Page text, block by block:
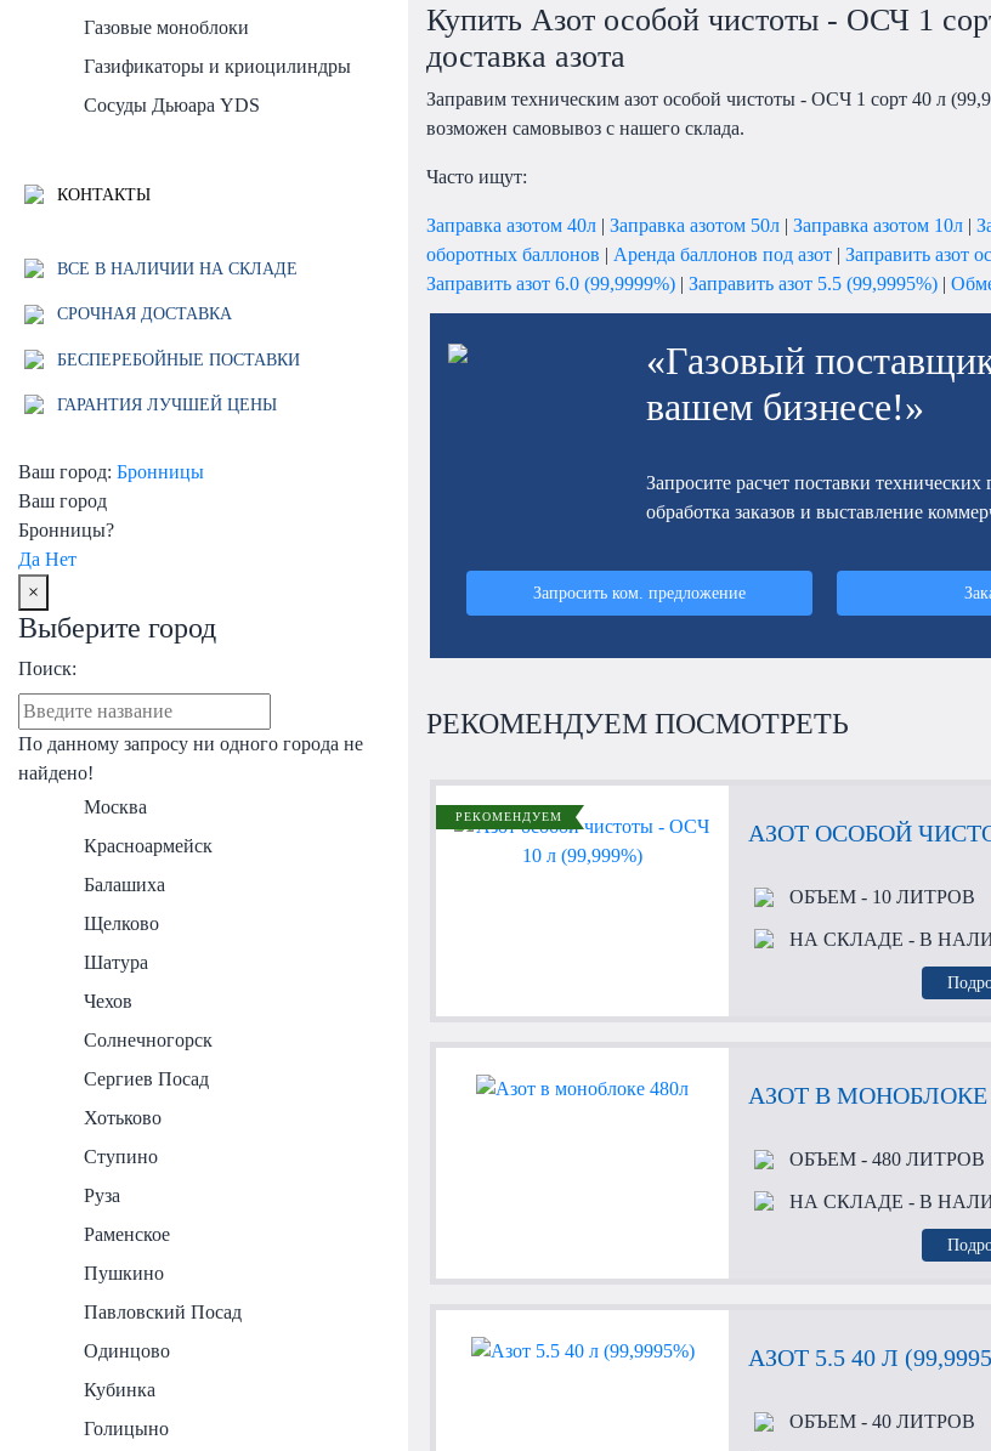
Газовые моноблоки
Газификаторы и криоцилиндры
Сосуды Дьюара YDS
КОНТАКТЫ
ВСЕ В НАЛИЧИИ НА СКЛАДЕ
СРОЧНАЯ ДОСТАВКА
БЕСПЕРЕБОЙНЫЕ ПОСТАВКИ
ГАРАНТИЯ ЛУЧШЕЙ ЦЕНЫ
Ваш город: Бронницы
Ваш город
Бронницы?
Да Нет
×
Выберите город
Поиск:
По данному запросу ни одного города не
найдено!
Москва
Красноармейск
Балашиха
Щелково
Шатура
Чехов
Солнечногорск
Сергиев Посад
Хотьково
Ступино
Руза
Раменское
Пушкино
Павловский Посад
Одинцово
Кубинка
Голицыно
Купить Азот особой чистоты - ОСЧ 1
доставка азота
Заправим техническим азот особой чистоты - ОСЧ 1 сорт 40 л
возможен самовывоз с нашего склада.
Часто ищут:
Заправка азотом 40л | Заправка азотом 50л | Заправка азотом 10л |
оборотных баллонов | Аренда баллонов под азот | Заправить азот
Заправить азот 6.0 (99,9999%) | Заправить азот 5.5 (99,9995%) |
«Газовый
вашем бизнесе!»
Запросите расчет поставки
обработка заказов и выставление
Запросить ком. предложение
РЕКОМЕНДУЕМ ПОСМОТРЕТЬ
РЕКОМЕНДУЕМ
АЗОТ ОСОБОЙ
ОБЪЕМ- 10 ЛИТРОВ
НА СКЛАДЕ - В
АЗОТ В МОНОБЛОКЕ
ОБЪЕМ- 480 ЛИТРОВ
НА СКЛАДЕ - В
АЗОТ 5.5 40 Л
ОБЪЕМ- 40 ЛИТРОВ